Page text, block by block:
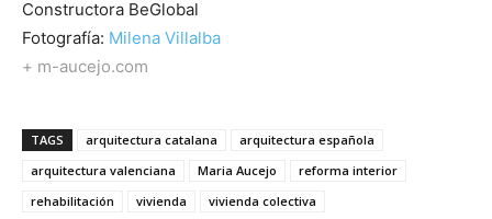
Constructora BeGlobal
Fotografía: Milena Villalba
+ m-aucejo.com
TAGS arquitectura catalana
arquitectura española
arquitectura valenciana
Maria Aucejo
reforma interior
rehabilitación
vivienda vivienda colectiva